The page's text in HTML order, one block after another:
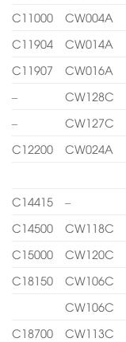
C11000
CW004A
C11904
CW014A
C11907
CW016A
–
CW128C
–
CW127C
C12200
CW024A
C14415 –
C14500
CW118C
C15000
CW120C
C18150
CW106C
CW106C
C18700
CW113C